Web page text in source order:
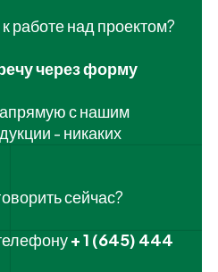
работе над проектом?
через форму
с нашим
- никаких
сейчас?
+ 1 (645) 444